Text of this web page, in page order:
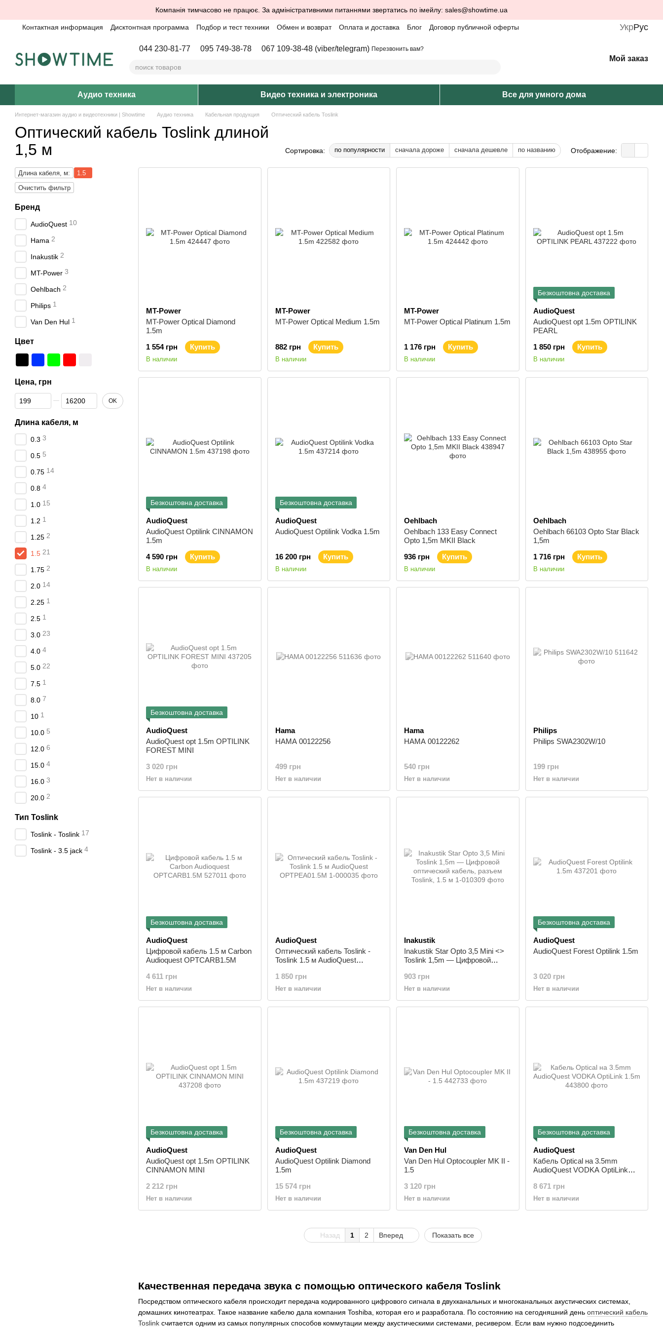
Компанія тимчасово не працює. За адміністративними питаннями звертатись по імейлу: sales@showtime.ua
Контактная информация Дисктонтная программа Подбор и тест техники Обмен и возврат Оплата и доставка Блог Договор публичной оферты УкрРус
044 230-81-77 095 749-38-78 067 109-38-48 (viber/telegram) Перезвонить вам?
Мой заказ
Аудио техника Видео техника и электроника Все для умного дома
Интернет-магазин аудио и видеотехники | Showtime Аудио техника Кабельная продукция Оптический кабель Toslink
Оптический кабель Toslink длиной
1,5 м
Сортировка: по популярности сначала дороже сначала дешевле по названию Отображение:
Качественная передача звука с помощью оптического кабеля Toslink
Посредством оптического кабеля происходит передача кодированного цифрового сигнала в двухканальных и многоканальных акустических системах,
домашних кинотеатрах. Такое название кабелю дала компания Toshiba, которая его и разработала. По состоянию на сегодняшний день оптический кабель
Toslink считается одним из самых популярных способов коммутации между акустическими системами, ресивером. Если вам нужно подсоединить
MT-Power
MT-Power Optical Diamond
1.5m
1 554 грн
Купить
В наличии
MT-Power
MT-Power Optical Medium 1.5m
882 грн Купить
В наличии
MT-Power
MT-Power Optical Platinum 1.5m
1 176 грн Купить
В наличии
Безкоштовна доставка
AudioQuest
AudioQuest opt 1.5m OPTILINK
PEARL
1 850 грн
Купить
В наличии
Безкоштовна доставка
AudioQuest
AudioQuest Optilink CINNAMON
1.5m
4 590 грн
Купить
В наличии
Безкоштовна доставка
AudioQuest
AudioQuest Optilink Vodka 1.5m
16 200 грн Купить
В наличии
Oehlbach
Oehlbach 133 Easy Connect
Opto 1,5m MKII Black
936 грн
Купить
В наличии
Oehlbach
Oehlbach 66103 Opto Star Black
1,5m
1 716 грн
Купить
В наличии
Безкоштовна доставка
AudioQuest
AudioQuest opt 1.5m OPTILINK
FOREST MINI
3 020 грн
Нет в наличии
Hama
HAMA 00122256
499 грн
Нет в наличии
Hama
HAMA 00122262
540 грн
Нет в наличии
Philips
Philips SWA2302W/10
199 грн
Нет в наличии
Безкоштовна доставка
AudioQuest
Цифровой кабель 1.5 м Carbon
Audioquest OPTCARB1.5M
4 611 грн
Нет в наличии
AudioQuest
Оптический кабель Toslink -
Toslink 1.5 м AudioQuest
1 850 грн
Нет в наличии
Inakustik
Inakustik Star Opto 3,5 Mini <>
Toslink 1,5m — Цифровой
Toslink, 1.5 м
903 грн
Нет в наличии
Безкоштовна доставка
AudioQuest
AudioQuest Forest Optilink 1.5m
3 020 грн
Нет в наличии
Безкоштовна доставка
AudioQuest
AudioQuest opt 1.5m OPTILINK
CINNAMON MINI
2 212 грн
Нет в наличии
Безкоштовна доставка
AudioQuest
AudioQuest Optilink Diamond
1.5m
15 574 грн
Нет в наличии
Безкоштовна доставка
Van Den Hul
Van Den Hul Optocoupler MK II -
1.5
3 120 грн
Нет в наличии
Безкоштовна доставка
AudioQuest
Кабель Optical на 3.5mm
AudioQuest VODKA OptiLink
8 671 грн
Нет в наличии
Назад 1 2 Вперед Показать все
Длина кабеля, м:
1.5
Очистить фильтр
Бренд
AudioQuest 10
Hama 2
Inakustik 2
MT-Power 3
Oehlbach 2
Philips 1
Van Den Hul 1
Цвет
Цена, грн
От Цена, грн
До Цена, грн OK
Длина кабеля, м
0.3 3
0.5 5
0.75 14
0.8 4
1.0 15
1.2 1
1.25 2
1.5 21
1.75 2
2.0 14
2.25 1
2.5 1
3.0 23
4.0 4
5.0 22
7.5 1
8.0 7
10 1
10.0 5
12.0 6
15.0 4
16.0 3
20.0 2
Тип Toslink
Toslink - Toslink 17
Toslink - 3.5 jack 4